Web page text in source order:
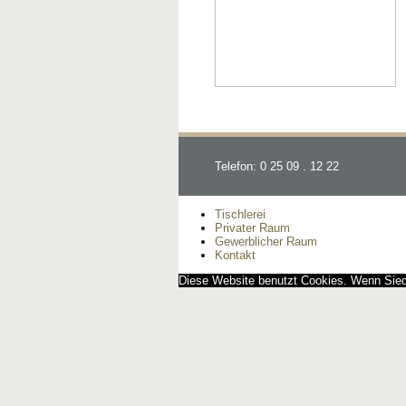
Telefon: 0 25 09 . 12 22
Tischlerei
Privater Raum
Gewerblicher Raum
Kontakt
Diese Website benutzt Cookies. Wenn